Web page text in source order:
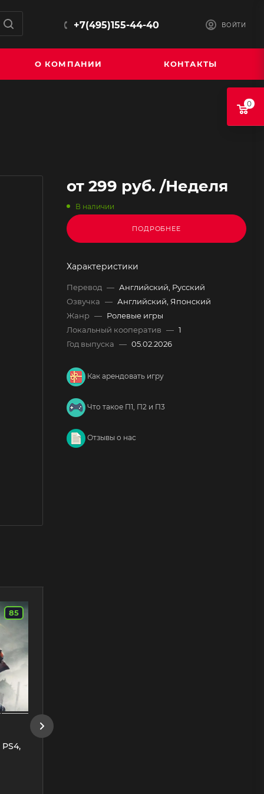
ВОЙТИ
+7(495)155-44-40
О КОМПАНИИ КОНТАКТЫ
85
от 299 руб. /Неделя
В наличии
ПОДРОБНЕЕ
Характеристики
Перевод — Английский, Русский
Озвучка — Английский, Японский
Жанр — Ролевые игры
Локальный кооператив — 1
Год выпуска — 05.02.2026
Как арендовать игру
Что такое П1, П2 и П3
Отзывы о нас
0